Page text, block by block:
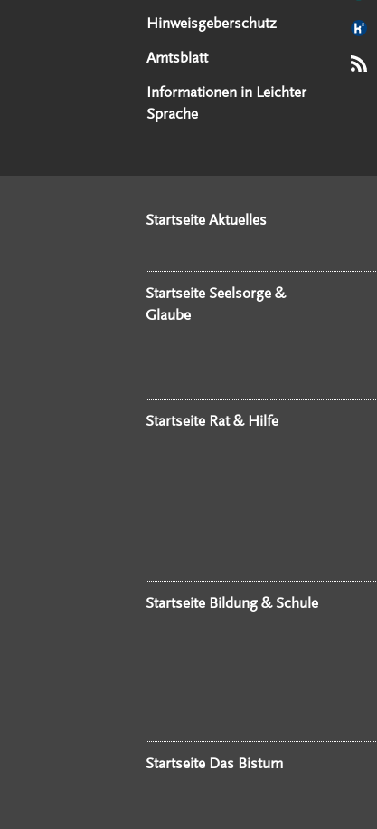
Hinweisgeberschutz
Amtsblatt
Informationen in Leichter
Sprache
Startseite Aktuelles
Startseite Seelsorge &
Glaube
Startseite Rat & Hilfe
Startseite Bildung & Schule
Startseite Das Bistum